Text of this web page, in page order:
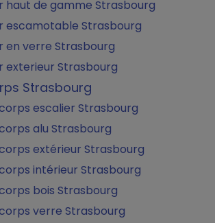
haut de gamme Strasbourg
escamotable Strasbourg
en verre Strasbourg
exterieur Strasbourg
Strasbourg
escalier Strasbourg
alu Strasbourg
extérieur Strasbourg
intérieur Strasbourg
bois Strasbourg
verre Strasbourg